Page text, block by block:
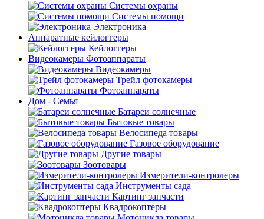
Системы охраны
Системы помощи
Электроника
Аппаратные кейлоггеры
Кейлоггеры
Видеокамеры Фотоаппараты
Видеокамеры
Трейл фотокамеры
Фотоаппараты
Дом - Семья
Батареи солнечные
Бытовые товары
Велосипеда товары
Газовое оборудование
Другие товары
Зоотовары
Измерители-контролеры
Инструменты сада
Картинг запчасти
Квадрокоптеры